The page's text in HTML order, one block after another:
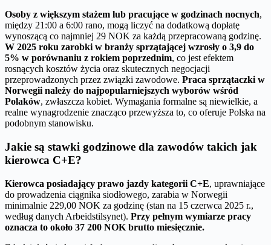
Osoby z większym stażem lub pracujące w godzinach nocnych,
między 21:00 a 6:00 rano, mogą liczyć na dodatkową dopłatę
wynoszącą co najmniej 29 NOK za każdą przepracowaną godzinę.
W 2025 roku zarobki w branży sprzątającej wzrosły o 3,9 do
5% w porównaniu z rokiem poprzednim, co jest efektem
rosnących kosztów życia oraz skutecznych negocjacji
przeprowadzonych przez związki zawodowe. Praca sprzątaczki w
Norwegii należy do najpopularniejszych wyborów wśród
Polaków, zwłaszcza kobiet. Wymagania formalne są niewielkie, a
realne wynagrodzenie znacząco przewyższa to, co oferuje Polska na
podobnym stanowisku.
Jakie są stawki godzinowe dla zawodów takich jak
kierowca C+E?
Kierowca posiadający prawo jazdy kategorii C+E, uprawniające
do prowadzenia ciągnika siodłowego, zarabia w Norwegii
minimalnie 229,00 NOK za godzinę (stan na 15 czerwca 2025 r.,
według danych Arbeidstilsynet). Przy pełnym wymiarze pracy
oznacza to około 37 200 NOK brutto miesięcznie.